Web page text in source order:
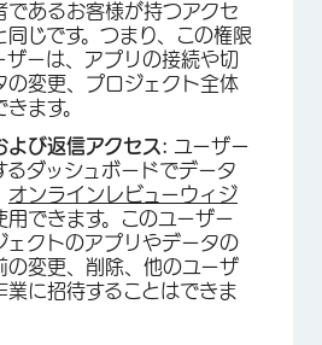
×
であるお客様が持つアクセ
同じです。つまり、この権限
ザーは、アプリの接続や切
の変更、プロジェクト全体
ます。
よび返信アクセス: ユーザー
るダッシュボードでデータ
オンラインレビューウィジ
用できます。このユーザー
ェクトのアプリやデータの
の変更、削除、他のユーザ
業に招待することはできま